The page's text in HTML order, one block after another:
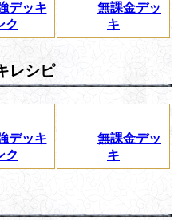
デッキ
ク
無課金デッ
キ
レシピ
デッキ
ク
無課金デッ
キ